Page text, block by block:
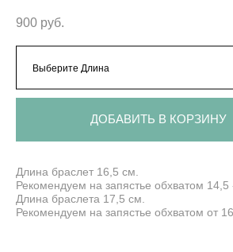
900 pуб.
Выберите Длина
ДОБАВИТЬ В КОРЗИНУ
Длина браслет 16,5 см.
Рекомендуем на запястье обхватом 14,5
Длина браслета 17,5 см.
Рекомендуем на запястье обхватом от